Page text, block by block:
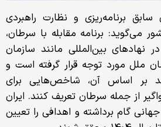
سابق برنامه‌ریزی و نظارت راهبردی
می‌گوید: برنامه مقابله با سرطان،
بین‌المللی مانند سازمان
ملل مورد توجه قرار گرفته است و
بر اساس آن، شاخص‌هایی برای
از جمله سرطان تعریف کنند. ایران
گام برداشته و اهدافی را تعیین